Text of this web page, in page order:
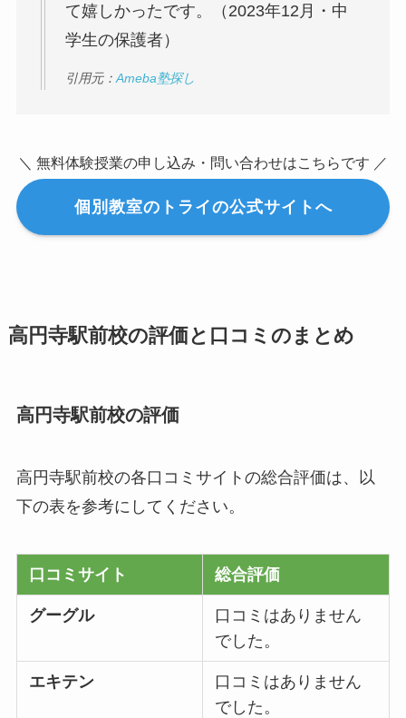
て嬉しかったです。（2023年12月・中
学生の保護者）
引用元： Ameba塾探し
＼ 無料体験授業の申し込み・問い合わせはこちらです ／
個別教室のトライの公式サイトへ
高円寺駅前校の評価と口コミのまとめ
高円寺駅前校の評価
高円寺駅前校の各口コミサイトの総合評価は、以
下の表を参考にしてください。
口コミサイト 総合評価
グーグル
口コミはありません
でした。
エキテン
口コミはありません
でした。